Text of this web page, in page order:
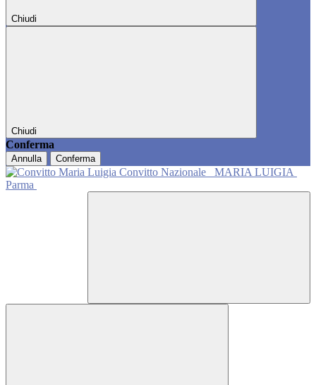
Chiudi
Chiudi
Conferma
Annulla Conferma
Convitto Nazionale
MARIA LUIGIA
Parma